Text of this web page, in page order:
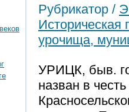
Рубрикатор /
Историческая
урочища,
УРИЦК, быв.
назван в